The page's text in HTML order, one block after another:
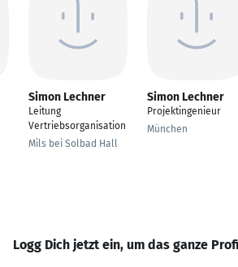
Simon Lechner
Leitung
Vertriebsorganisation
Mils bei Solbad Hall
Simon Lechner
Projektingenieur
München
Logg Dich jetzt ein, um das ganze